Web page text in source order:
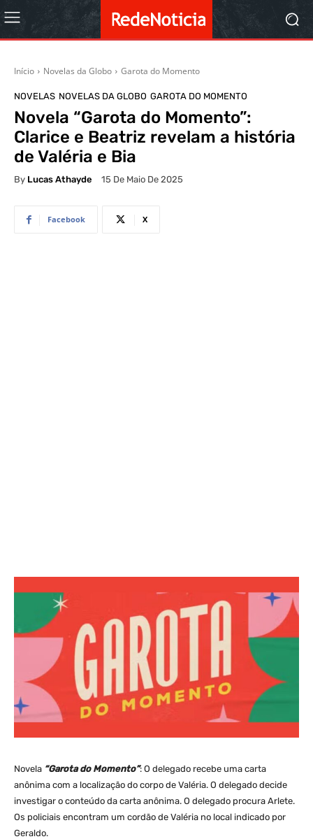
Início Novelas da Globo Garota do Momento
NOVELAS NOVELAS DA GLOBO GAROTA DO MOMENTO
Novela “Garota do Momento”:
Clarice e Beatriz revelam a história
de Valéria e Bia
By Lucas Athayde 15 De Maio De 2025
Facebook X
Novela “Garota do Momento”: O delegado recebe uma carta
anônima com a localização do corpo de Valéria. O delegado decide
investigar o conteúdo da carta anônima. O delegado procura Arlete.
Os policiais encontram um cordão de Valéria no local indicado por
Geraldo.